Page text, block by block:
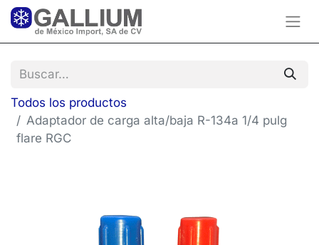
Todos los productos
Adaptador de carga alta/baja R-134a 1/4 pulg
flare RGC